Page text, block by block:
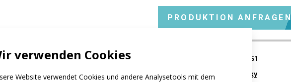
verwenden Cookies
Website verwendet Cookies und andere Analysetools mit dem
PRODUKTION ANFRAGEN
at912.51
Material:
Coolsky